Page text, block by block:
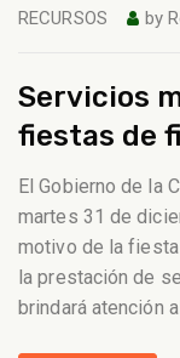
RECURSOS
by
Servicios
fiestas de
El Gobierno de la
martes 31 de
motivo de la
la prestación de
brindará atención